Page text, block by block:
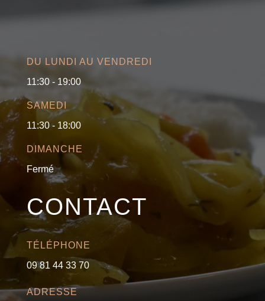
DU LUNDI AU VENDREDI
11:30 - 19:00
SAMEDI
11:30 - 18:00
DIMANCHE
Fermé
CONTACT
TÉLÉPHONE
09 81 44 33 70
ADRESSE